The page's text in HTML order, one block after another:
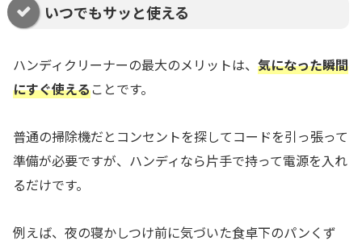
いつでもサッと使える
ハンディクリーナーの最大のメリットは、 気になった瞬間
にすぐ使えることです。
普通の掃除機だとコンセントを探してコードを引っ張って
準備が必要ですが、ハンディなら片手で持って電源を入れ
るだけです。
例えば、夜の寝かしつけ前に気づいた食卓下のパンくず